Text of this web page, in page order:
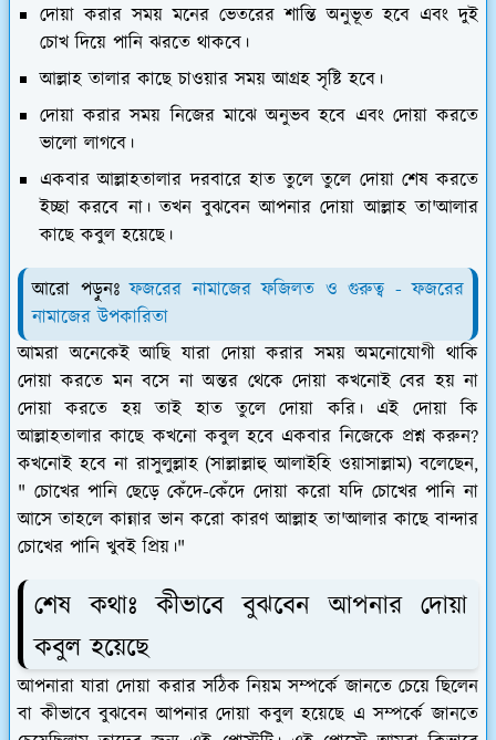
দোয়া করার সময় মনের ভেতরের শান্তি অনুভূত হবে এবং দুই
চোখ দিয়ে পানি ঝরতে থাকবে।
আল্লাহ তালার কাছে চাওয়ার সময় আগ্রহ সৃষ্টি হবে।
দোয়া করার সময় নিজের মাঝে অনুভব হবে এবং দোয়া করতে
ভালো লাগবে।
একবার আল্লাহতালার দরবারে হাত তুলে তুলে দোয়া শেষ করতে
ইচ্ছা করবে না। তখন বুঝবেন আপনার দোয়া আল্লাহ তা'আলার
কাছে কবুল হয়েছে।
আরো পড়ুনঃফজরের নামাজের ফজিলত ও গুরুত্ব - ফজরের
নামাজের উপকারিতা
আমরা অনেকেই আছি যারা দোয়া করার সময় অমনোযোগী থাকি
দোয়া করতে মন বসে না অন্তর থেকে দোয়া কখনোই বের হয় না
দোয়া করতে হয় তাই হাত তুলে দোয়া করি। এই দোয়া কি
আল্লাহতালার কাছে কখনো কবুল হবে একবার নিজেকে প্রশ্ন করুন?
কখনোই হবে না রাসুলুল্লাহ (সাল্লাল্লাহু আলাইহি ওয়াসাল্লাম) বলেছেন,
" চোখের পানি ছেড়ে কেঁদে-কেঁদে দোয়া করো যদি চোখের পানি না
আসে তাহলে কান্নার ভান করো কারণ আল্লাহ তা'আলার কাছে বান্দার
চোখের পানি খুবই প্রিয়।"
শেষ কথাঃ কীভাবে বুঝবেন আপনার দোয়া
কবুল হয়েছে
আপনারা যারা দোয়া করার সঠিক নিয়ম সম্পর্কে জানতে চেয়ে ছিলেন
বা কীভাবে বুঝবেন আপনার দোয়া কবুল হয়েছে এ সম্পর্কে জানতে